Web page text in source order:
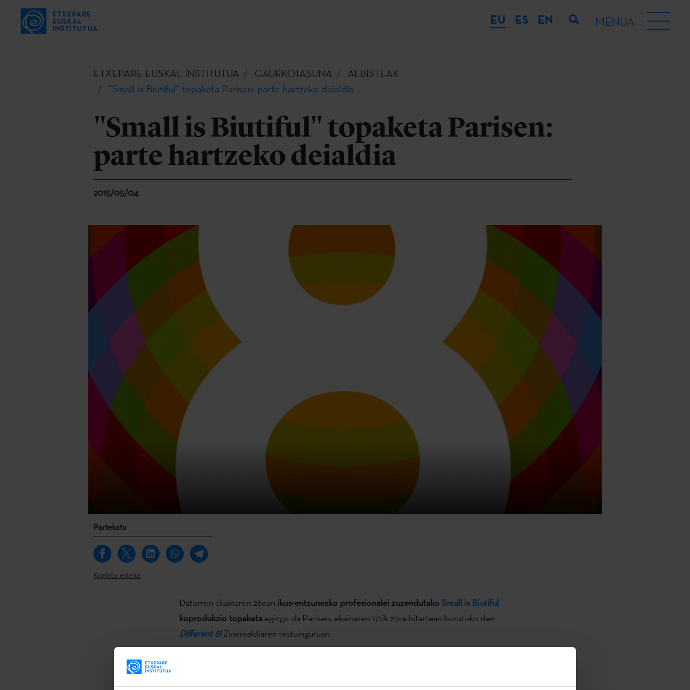
EU ES EN MENUA
ETXEPARE EUSKAL INSTITUTUA GAURKOTASUNA
ALBISTEAK
"Small is Biutiful" topaketa Parisen: parte hartzeko deialdia
"Small is Biutiful" topaketa Parisen:
parte hartzeko deialdia
2015/05/04
Partekatu
Kopiatu esteka
Datorren ekainaren 26ean ikus-entzunezko profesionalei zuzendutakoSmall is Biutiful
koprodukzio topaketaegingo da Parisen, ekainaren 17tik 23ra bitartean burutuko den
Different 8!Zinemaldiaren testuinguruan.
izateko.